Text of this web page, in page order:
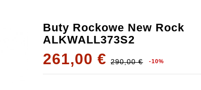
Buty Rockowe New Rock
ALKWALL373S2
261,00 € 290,00 € -10%